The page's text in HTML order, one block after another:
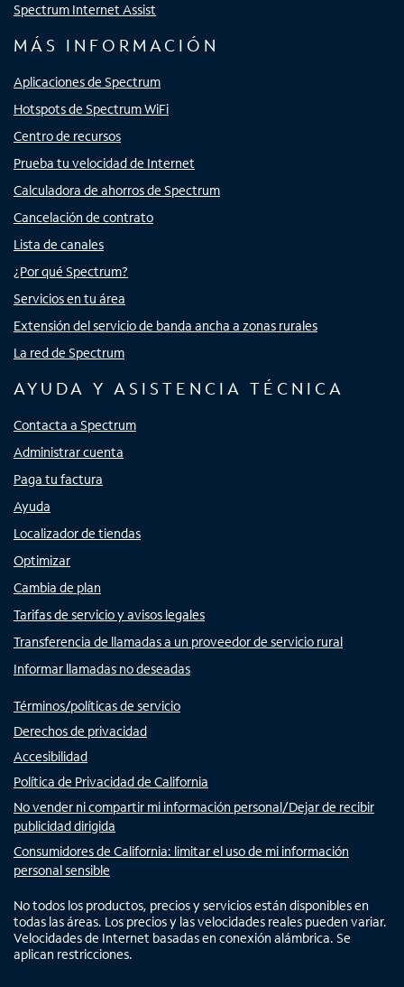
Spectrum Internet Assist
MÁS INFORMACIÓN
Aplicaciones de Spectrum
Hotspots de Spectrum WiFi
Centro de recursos
Prueba tu velocidad de Internet
Calculadora de ahorros de Spectrum
Cancelación de contrato
Lista de canales
¿Por qué Spectrum?
Servicios en tu área
Extensión del servicio de banda ancha a zonas rurales
La red de Spectrum
AYUDA Y ASISTENCIA TÉCNICA
Contacta a Spectrum
Administrar cuenta
Paga tu factura
Ayuda
Localizador de tiendas
Optimizar
Cambia de plan
Tarifas de servicio y avisos legales
Transferencia de llamadas a un proveedor de servicio rural
Informar llamadas no deseadas
Términos/políticas de servicio
Derechos de privacidad
Accesibilidad
Política de Privacidad de California
No vender ni compartir mi información personal/Dejar de recibir
publicidad dirigida
Consumidores de California: limitar el uso de mi información
personal sensible
No todos los productos, precios y servicios están disponibles en
todas las áreas. Los precios y las velocidades reales pueden variar.
Velocidades de Internet basadas en conexión alámbrica. Se
aplican restricciones.